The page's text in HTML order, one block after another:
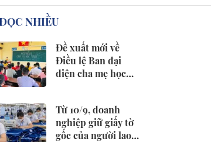
NHIỀU
Đề xuất mới về
Điều lệ Ban đại
diện cha mẹ học
Từ 10/9, doanh
nghiệp giữ giấy tờ
gốc của người lao